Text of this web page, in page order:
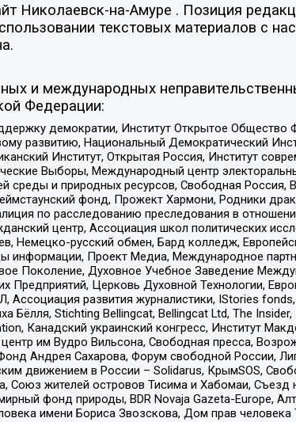
Николаевск-на-Амуре . Позиция
текстовых материалов с
и международных
Федерации:
демократии, Институт Открытое
развитию, Национальный Демократический
Институт, Открытая Россия, Институт
Выборы, Международный центр
и природных ресурсов, Свободная Россия,
фонд, Прожект Хармони, Родники
по расследованию преследования в
центр, Ассоциация школ политических
Немецко-русский обмен, Бард колледж,
информации, Проект Медиа, Международное
Поколение, Духовное Учебное Заведение
Предприятий, Церковь Духовной Технологии,
развития журналистики, IStories
Бёлля, Stichting Bellingcat, Bellingcat Ltd, The
Канадский украинский конгресс, Институт
им Вудро Вильсона, Свободная пресса,
Андрея Сахарова, Форум свободной России,
движением в России – Solidarus, КрымSOS,
Союз жителей островов Тисима и Хабомаи,
фонд природы, BDR Novaja Gazeta-Europe,
имени Бориса Звозскова, Дом прав